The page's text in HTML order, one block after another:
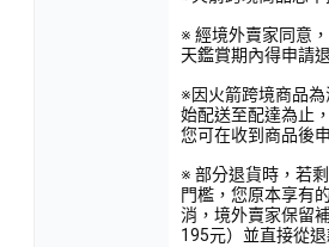
※ 經境外賣家同意
天鑑賞期內得申請
※因火箭跨境商品
始配送至配達為止
您可在收到商品後
※ 部分退貨時，若
門檻，您原本享有
消，境外賣家保留
195元）並直接從退